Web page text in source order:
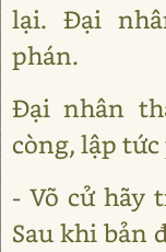
lại. Đại
phán.
Đại nhân
còng, lập tức
- Võ cử hãy
Sau khi bản